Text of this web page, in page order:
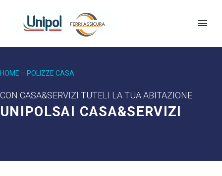
HOME – POLIZZE CASA
CON CASA&SERVIZI TUTELI LA TUA ABITAZIONE
UNIPOLSAI CASA&SERVIZI